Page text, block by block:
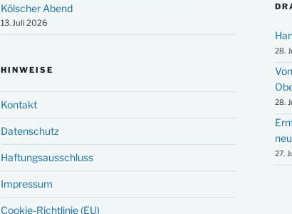
Kölscher Abend
13. Juli 2026
HINWEISE
Kontakt
Datenschutz
Haftungsausschluss
Impressum
Cookie-Richtlinie (EU)
28.
28.
27.